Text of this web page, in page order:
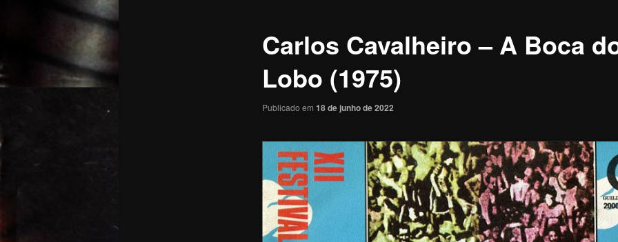
Carlos Cavalheiro – A Boca
Lobo (1975)
Publicado em 18 de junho de 2022